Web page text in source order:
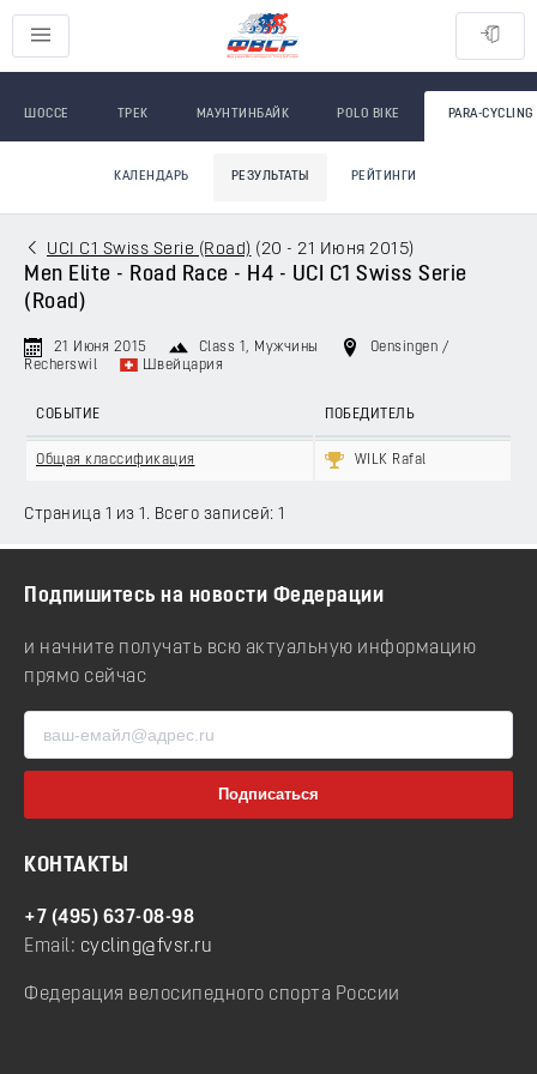
ШОССЕ ТРЕК МАУНТИНБАЙК POLO BIKE PARA-CYCLING
КАЛЕНДАРЬ РЕЗУЛЬТАТЫ РЕЙТИНГИ
UCI C1 Swiss Serie (Road) (20 - 21 Июня 2015)
Men Elite - Road Race - H4 - UCI C1 Swiss Serie
(Road)
21 Июня 2015 Class 1 , Мужчины
Oensingen /
Recherswil
Швейцария
СОБЫТИЕ ПОБЕДИТЕЛЬ
Общая классификация WILK Rafal
Страница 1 из 1. Всего записей: 1
Подпишитесь на новости Федерации
и начните получать всю актуальную информацию
прямо сейчас
КОНТАКТЫ
+7 (495) 637-08-98
Email: cycling@fvsr.ru
Федерация велосипедного спорта России